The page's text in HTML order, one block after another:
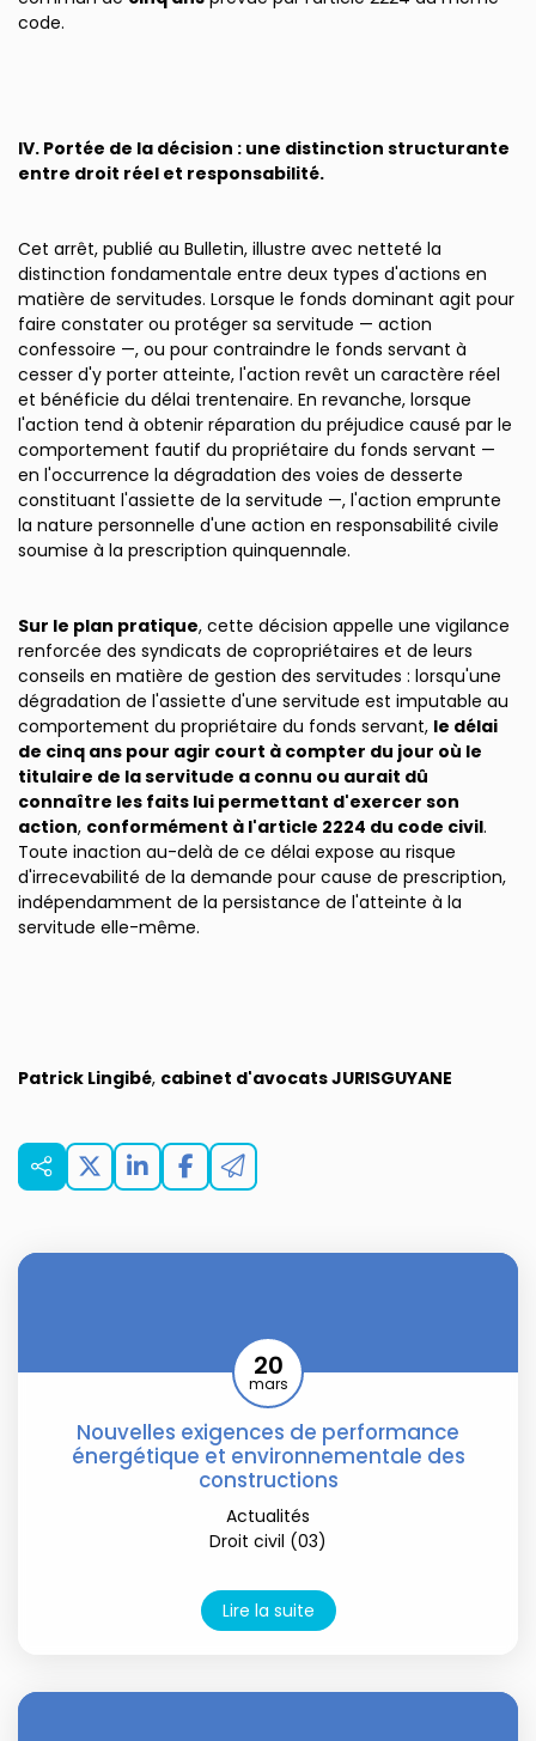
code.
IV. Portée de la décision : une distinction structurante
entre droit réel et responsabilité.
Cet arrêt, publié au Bulletin, illustre avec netteté la
distinction fondamentale entre deux types d'actions en
matière de servitudes. Lorsque le fonds dominant agit pour
faire constater ou protéger sa servitude — action
confessoire —, ou pour contraindre le fonds servant à
cesser d'y porter atteinte, l'action revêt un caractère réel
et bénéficie du délai trentenaire. En revanche, lorsque
l'action tend à obtenir réparation du préjudice causé par le
comportement fautif du propriétaire du fonds servant —
en l'occurrence la dégradation des voies de desserte
constituant l'assiette de la servitude —, l'action emprunte
la nature personnelle d'une action en responsabilité civile
soumise à la prescription quinquennale.
Sur le plan pratique, cette décision appelle une vigilance
renforcée des syndicats de copropriétaires et de leurs
conseils en matière de gestion des servitudes : lorsqu'une
dégradation de l'assiette d'une servitude est imputable au
comportement du propriétaire du fonds servant, le délai
de cinq ans pour agir court à compter du jour où le
titulaire de la servitude a connu ou aurait dû
connaître les faits lui permettant d'exercer son
action, conformément à l'article 2224 du code civil.
Toute inaction au-delà de ce délai expose au risque
d'irrecevabilité de la demande pour cause de prescription,
indépendamment de la persistance de l'atteinte à la
servitude elle-même.
Patrick Lingibé, cabinet d'avocats JURISGUYANE
Nouvelles exigences de performance
énergétique et environnementale des
constructions
20
mars
Actualités
Droit civil (03)
Lire la suite